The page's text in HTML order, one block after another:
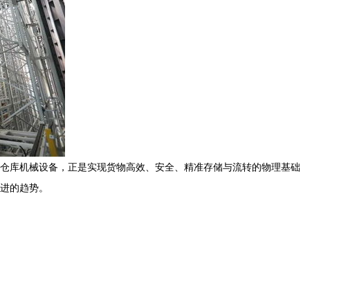
库机械设备，正是实现货物高效、安全、精准存储与流转的物理基础
的趋势。